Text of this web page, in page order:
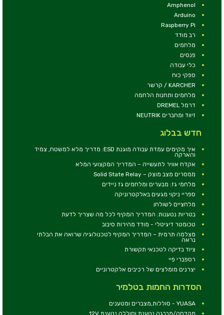
Amphenol
Arduino
Raspberry Pi
רב מודד
מלחמים
פנסים
כלי עבודה
ספקי כוח
KARCHER / קרשר
מלחמים ותחנות הלחמה
דרמל DREMEL
זיווד ומחברים NEUTRIK
חדש בבלוג
איך מקימים עמדת עבודה מוגנת ESD: מדריך מלא למשטח, צמיד
והארקה
אקדח אוויר לתעשייה – המדריך המקצועי המלא
ממסרים מצב מוצק – Solid State Relay
מלחמי גז: מבערים ומלחמים גז ניידים
ספריי ניקוי מגעים באלקטרוניקה
מלחציים לשולחן
בטריות נטענות: המדריך המקיף לכל מה שצריך לדעת
טכומטר דיגיטלי - מודד מהירות סיבוב
מצלמה תרמית – המדריך המקיף לטכנולוגיה שרואה את הבלתי
נראה
ציוד בדיקה לטכנאי תקשורת
רספברי פיי
יצרנים מומלצים של רכיבים אלקטרוניים
הסדרות החמות בטלמיר
YUASA - סוללות,מצברים ומטענים
מקדחה/מברגה נטענת וסוללה נטענת 12V